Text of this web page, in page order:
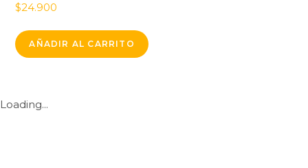
$24.900
AÑADIR AL CARRITO
Loading...